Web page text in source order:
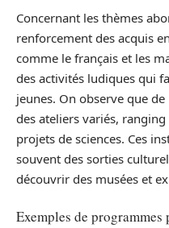
Concernant les thèmes
renforcement des acquis
comme le français et les
des activités ludiques qui
jeunes. On observe que
des ateliers variés,
projets de sciences. Ces
souvent des sorties
découvrir des musées et
Exemples de programmes